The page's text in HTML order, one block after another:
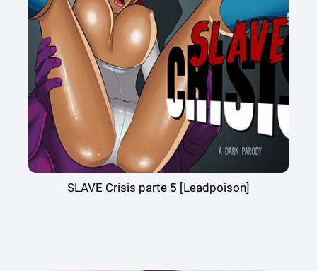
SLAVE Crisis parte 5 [Leadpoison]